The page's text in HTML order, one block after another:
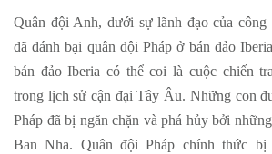
Quân đội Anh, dưới sự lãnh đạo của công
đã đánh bại quân đội Pháp ở bán đảo
bán đảo Iberia có thể coi là cuộc chiến
trong lịch sử cận đại Tây Âu. Những con
Pháp đã bị ngăn chặn và phá hủy bởi
Ban Nha. Quân đội Pháp chính thức bị